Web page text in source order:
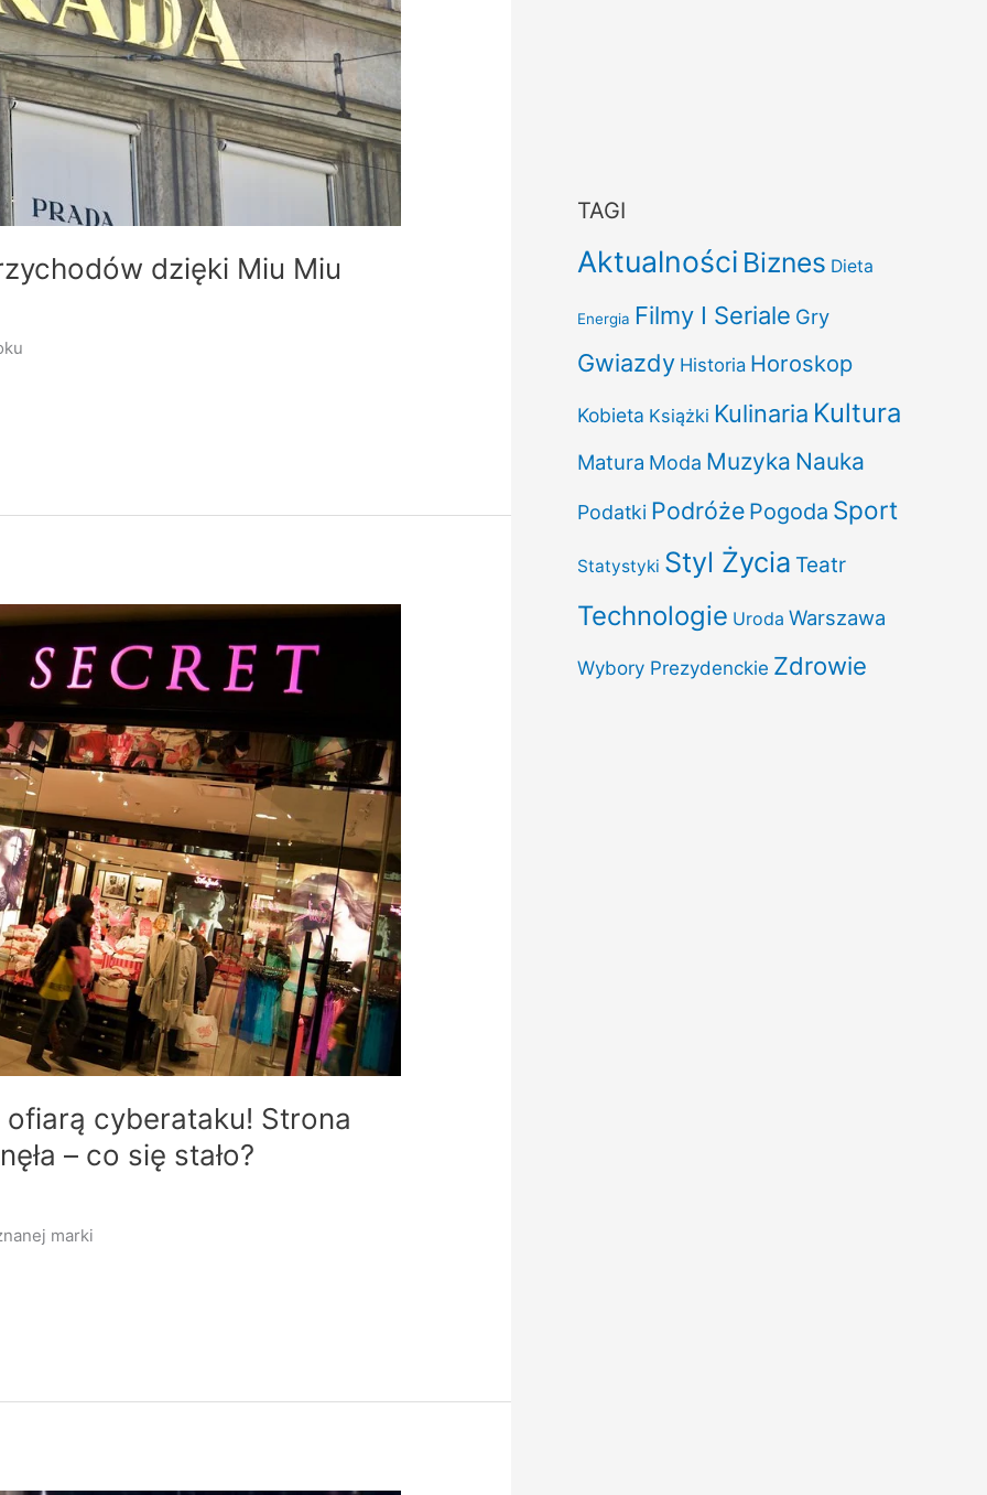
dzięki Miu Miu
ofiarą cyberataku! Strona
– co się stało?
marki
TAGI
Aktualności Biznes Dieta
Energia Filmy I Seriale Gry
Gwiazdy Historia Horoskop
Kobieta Książki Kulinaria Kultura
Matura Moda Muzyka Nauka
Podatki Podróże Pogoda Sport
Statystyki Styl Życia Teatr
Technologie Uroda Warszawa
Wybory Prezydenckie Zdrowie